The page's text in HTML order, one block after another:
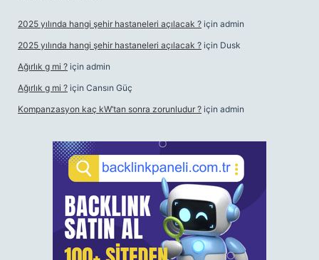
2025 yılında hangi şehir hastaneleri açılacak ? için admin
2025 yılında hangi şehir hastaneleri açılacak ? için Dusk
Ağırlık g mi ? için admin
Ağırlık g mi ? için Cansın Güç
Kompanzasyon kaç kW’tan sonra zorunludur ? için admin